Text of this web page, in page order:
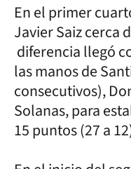
En el primer
Javier Saiz cerca
diferencia llegó
las manos de
consecutivos),
Solanas, para
15 puntos (27 a